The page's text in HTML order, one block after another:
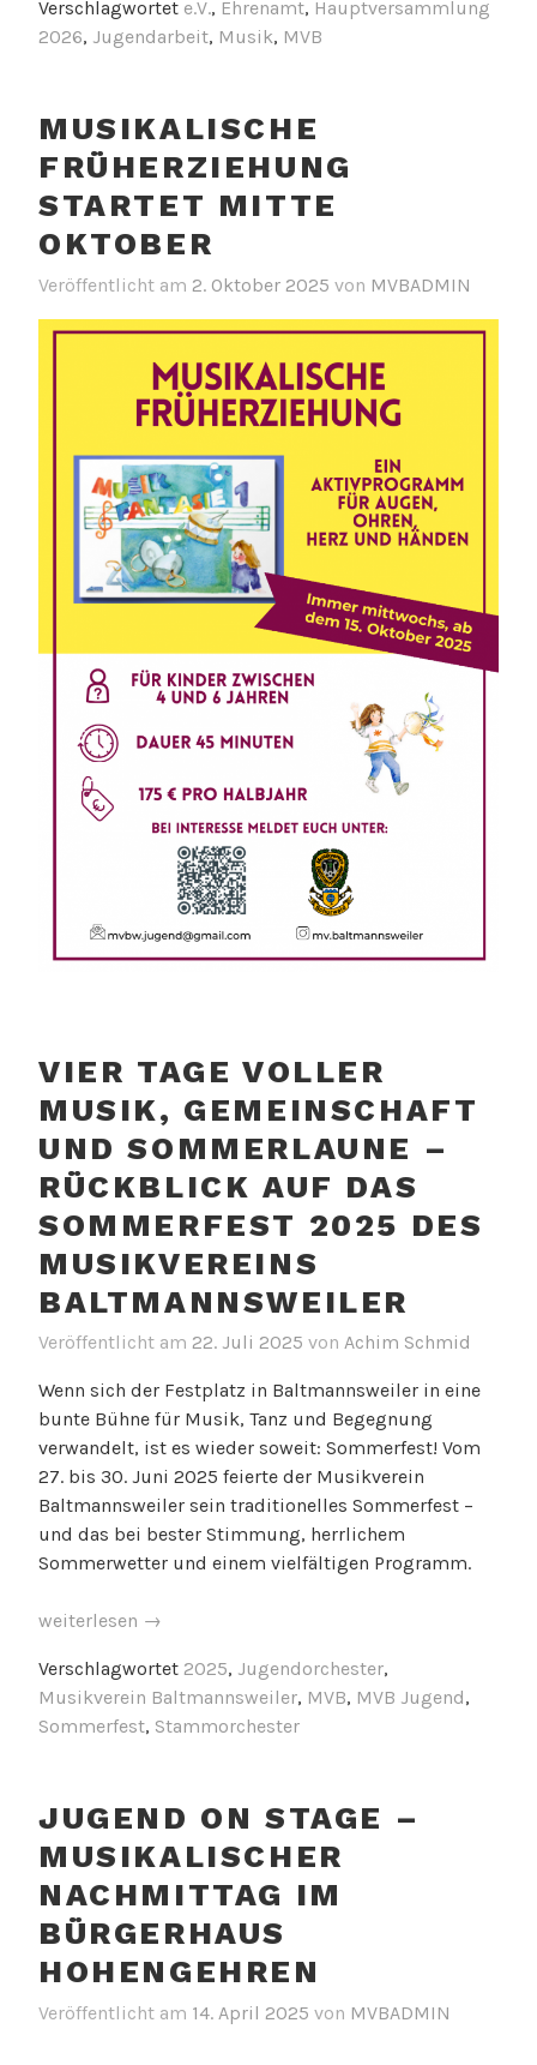
Verschlagwortet e.V., Ehrenamt, Hauptversammlung
2026, Jugendarbeit, Musik, MVB
MUSIKALISCHE
FRÜHERZIEHUNG
STARTET MITTE
OKTOBER
Veröffentlicht am 2. Oktober 2025 von MVBADMIN
VIER TAGE VOLLER
MUSIK, GEMEINSCHAFT
UND SOMMERLAUNE –
RÜCKBLICK AUF DAS
SOMMERFEST 2025 DES
MUSIKVEREINS
BALTMANNSWEILER
Veröffentlicht am 22. Juli 2025 von Achim Schmid
Wenn sich der Festplatz in Baltmannsweiler in eine
bunte Bühne für Musik, Tanz und Begegnung
verwandelt, ist es wieder soweit: Sommerfest! Vom
27. bis 30. Juni 2025 feierte der Musikverein
Baltmannsweiler sein traditionelles Sommerfest –
und das bei bester Stimmung, herrlichem
Sommerwetter und einem vielfältigen Programm.
„Vier
voller
Musik,
Gemeinschaft
–
Rückblick
das
Sommerfest
2025
Musikvereins
weiterlesen →
Verschlagwortet 2025, Jugendorchester,
Musikverein Baltmannsweiler, MVB, MVB Jugend,
Sommerfest, Stammorchester
JUGEND ON STAGE –
MUSIKALISCHER
NACHMITTAG IM
BÜRGERHAUS
HOHENGEHREN
Veröffentlicht am 14. April 2025 von MVBADMIN